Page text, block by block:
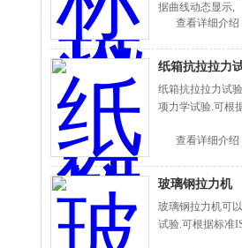
据曲线动态显示,
查看详细介绍
纸箱抗拉拉力
纸箱抗拉拉力试
项力学试验.可根
查看详细介绍
玻璃钢拉力机
玻璃钢拉力机可
试验.可根据标准